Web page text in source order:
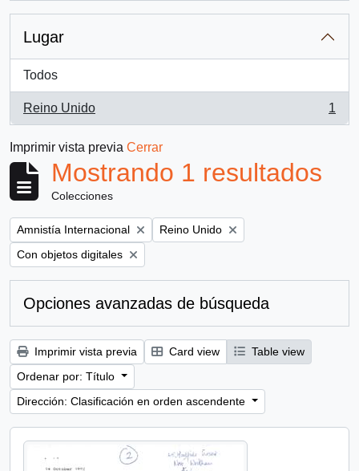
Lugar
Todos
Reino Unido
, 1 resultados
1
Imprimir vista previa Cerrar
Mostrando 1 resultados
Colecciones
Remove filter:
Amnistía Internacional Remove filter:
Reino Unido
Remove filter:
Con objetos digitales
Opciones avanzadas de búsqueda
Imprimir vista previa Card view
Table view
Ordenar por: Título
Dirección: Clasificación en orden ascendente